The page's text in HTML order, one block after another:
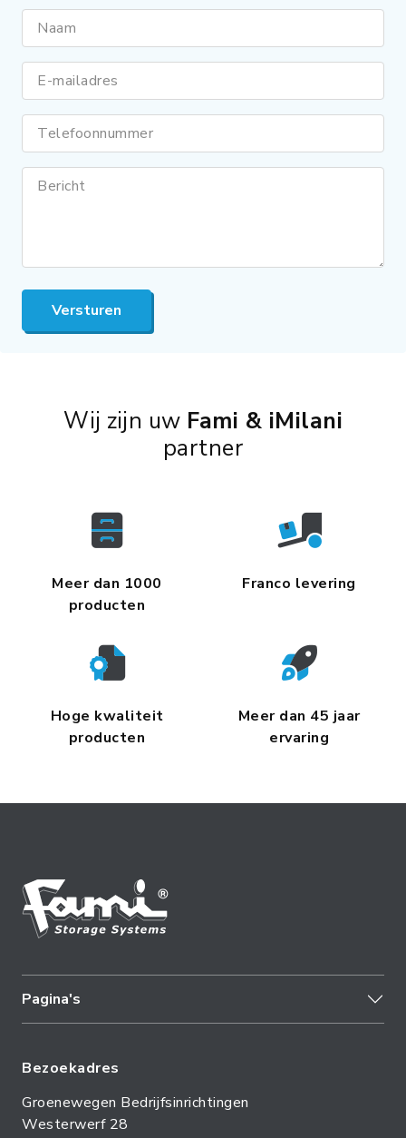
Naam
E-mailadres
Telefoonnummer
Bericht
Versturen
Wij zijn uw Fami & iMilani
partner
Meer dan 1000
producten
Franco levering
Hoge kwaliteit
producten
Meer dan 45 jaar
ervaring
Pagina's
Bezoekadres
Groenewegen Bedrijfsinrichtingen
Westerwerf 28